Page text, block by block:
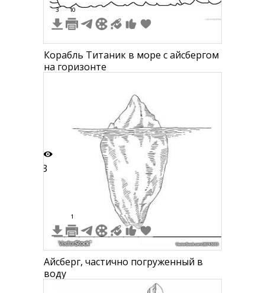
3 10
Корабль Титаник в море с айсбергом
на горизонте
3
1
Айсберг, частично погруженный в
воду